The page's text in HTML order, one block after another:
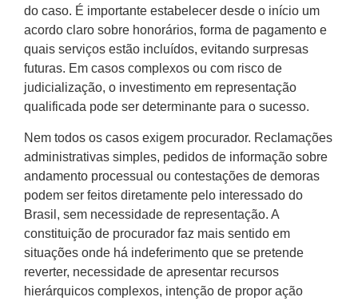
do caso. É importante estabelecer desde o início um
acordo claro sobre honorários, forma de pagamento e
quais serviços estão incluídos, evitando surpresas
futuras. Em casos complexos ou com risco de
judicialização, o investimento em representação
qualificada pode ser determinante para o sucesso.
Nem todos os casos exigem procurador. Reclamações
administrativas simples, pedidos de informação sobre
andamento processual ou contestações de demoras
podem ser feitos diretamente pelo interessado do
Brasil, sem necessidade de representação. A
constituição de procurador faz mais sentido em
situações onde há indeferimento que se pretende
reverter, necessidade de apresentar recursos
hierárquicos complexos, intenção de propor ação